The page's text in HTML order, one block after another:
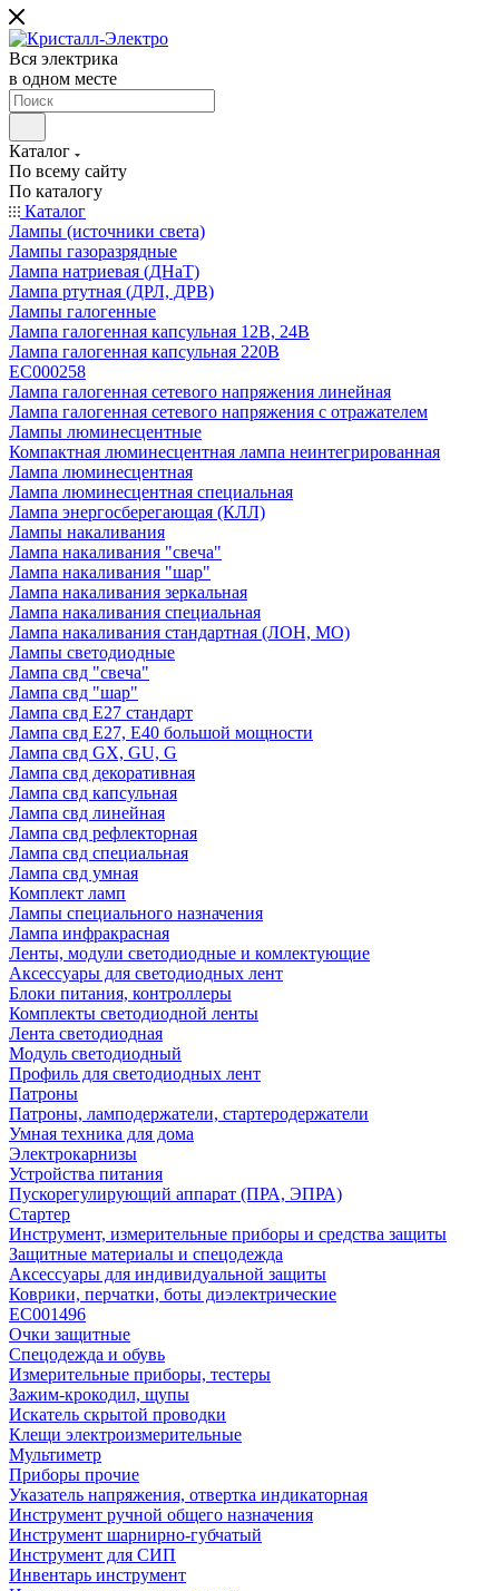
Вся электрика
в одном месте
Каталог
По всему сайту
По каталогу
Каталог
Лампы (источники света)
Лампы газоразрядные
Лампа натриевая (ДНаТ)
Лампа ртутная (ДРЛ, ДРВ)
Лампы галогенные
Лампа галогенная капсульная 12В, 24В
Лампа галогенная капсульная 220В
EC000258
Лампа галогенная сетевого напряжения линейная
Лампа галогенная сетевого напряжения с отражателем
Лампы люминесцентные
Компактная люминесцентная лампа неинтегрированная
Лампа люминесцентная
Лампа люминесцентная специальная
Лампа энергосберегающая (КЛЛ)
Лампы накаливания
Лампа накаливания "свеча"
Лампа накаливания "шар"
Лампа накаливания зеркальная
Лампа накаливания специальная
Лампа накаливания стандартная (ЛОН, МО)
Лампы светодиодные
Лампа свд "свеча"
Лампа свд "шар"
Лампа свд E27 стандарт
Лампа свд E27, Е40 большой мощности
Лампа свд GX, GU, G
Лампа свд декоративная
Лампа свд капсульная
Лампа свд линейная
Лампа свд рефлекторная
Лампа свд специальная
Лампа свд умная
Комплект ламп
Лампы специального назначения
Лампа инфракрасная
Ленты, модули светодиодные и комлектующие
Аксессуары для светодиодных лент
Блоки питания, контроллеры
Комплекты светодиодной ленты
Лента светодиодная
Модуль светодиодный
Профиль для светодиодных лент
Патроны
Патроны, ламподержатели, стартеродержатели
Умная техника для дома
Электрокарнизы
Устройства питания
Пускорегулирующий аппарат (ПРА, ЭПРА)
Стартер
Инструмент, измерительные приборы и средства защиты
Защитные материалы и спецодежда
Аксессуары для индивидуальной защиты
Коврики, перчатки, боты диэлектрические
EC001496
Очки защитные
Спецодежда и обувь
Измерительные приборы, тестеры
Зажим-крокодил, щупы
Искатель скрытой проводки
Клещи электроизмерительные
Мультиметр
Приборы прочие
Указатель напряжения, отвертка индикаторная
Инструмент ручной общего назначения
Инструмент шарнирно-губчатый
Инструмент для СИП
Инвентарь инструмент